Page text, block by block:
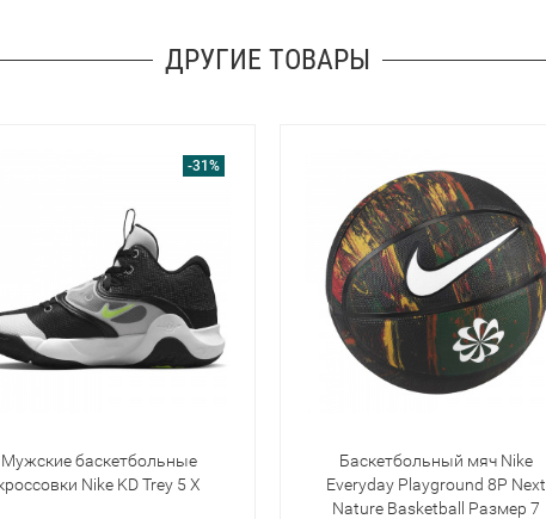
ДРУГИЕ ТОВАРЫ
-31%
Мужские баскетбольные
Nike KD Trey 5 X
Баскетбольный мяч Nike
Everyday Playground 8P Next
Nature Basketball Размер 7